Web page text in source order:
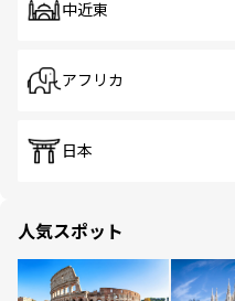
中近東
アフリカ
日本
人気スポット